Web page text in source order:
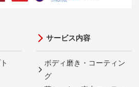
サービス内容
ボディ磨き・コーティン
グ